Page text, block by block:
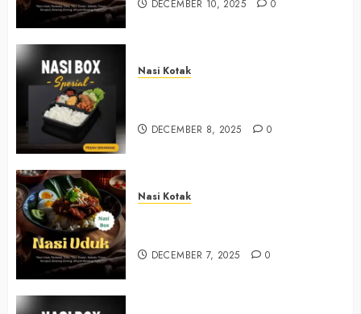
DECEMBER 10, 2025 0
Nasi Kotak
DECEMBER 8, 2025 0
Nasi Kotak
DECEMBER 7, 2025 0